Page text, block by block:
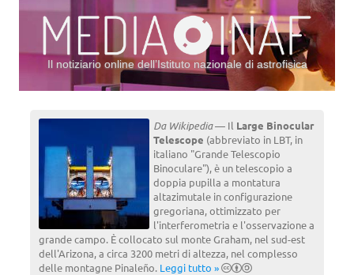
Il notiziario online dell’Istituto nazionale di astrofisica
Da Wikipedia— Il Large Binocular
Telescope (abbreviato in LBT, in
italiano "Grande Telescopio
Binoculare"), è un telescopio a
doppia pupilla a montatura
altazimutale in configurazione
gregoriana, ottimizzato per
l'interferometria e l'osservazione a
grande campo. È collocato sul monte Graham, nel sud-est
dell'Arizona, a circa 3200 metri di altezza, nel complesso
delle montagne Pinaleño. Leggi tutto »